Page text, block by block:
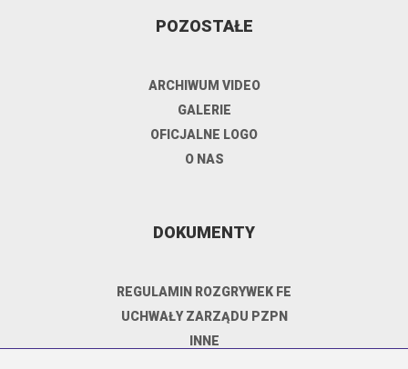
POZOSTAŁE
ARCHIWUM VIDEO
GALERIE
OFICJALNE LOGO
O NAS
DOKUMENTY
REGULAMIN ROZGRYWEK FE
UCHWAŁY ZARZĄDU PZPN
INNE